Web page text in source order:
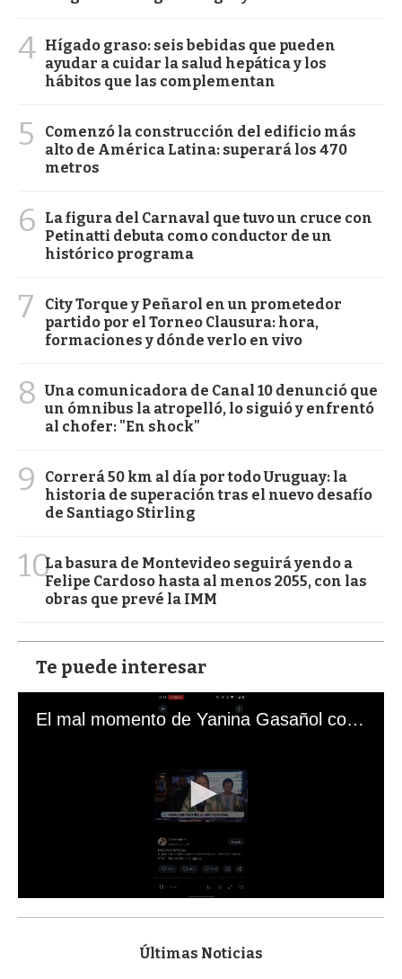
4 Hígado graso: seis bebidas que pueden
ayudar a cuidar la salud hepática y los
hábitos que las complementan
5
Comenzó la construcción del edificio más
alto de América Latina: superará los 470
metros
6
La figura del Carnaval que tuvo un cruce con
Petinatti debuta como conductor de un
histórico programa
7
City Torque y Peñarol en un prometedor
partido por el Torneo Clausura: hora,
formaciones y dónde verlo en vivo
8 Una comunicadora de Canal 10 denunció que
un ómnibus la atropelló, lo siguió y enfrentó
al chofer: "En shock"
9
Correrá 50 km al día por todo Uruguay: la
historia de superación tras el nuevo desafío
de Santiago Stirling
10La basura de Montevideo seguirá yendo a
Felipe Cardoso hasta al menos 2055, con las
obras que prevé la IMM
Te puede interesar
El mal momento de Yanina Gasañol con un hincha argentino en "Subrayado"
s
Últimas Noticias